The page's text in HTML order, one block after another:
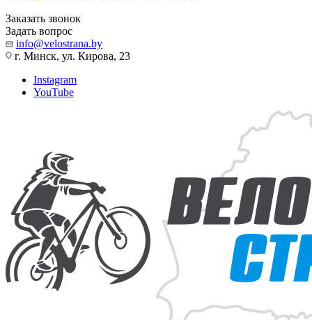
Заказать звонок
Задать вопрос
info@velostrana.by
г. Минск, ул. Кирова, 23
Instagram
YouTube